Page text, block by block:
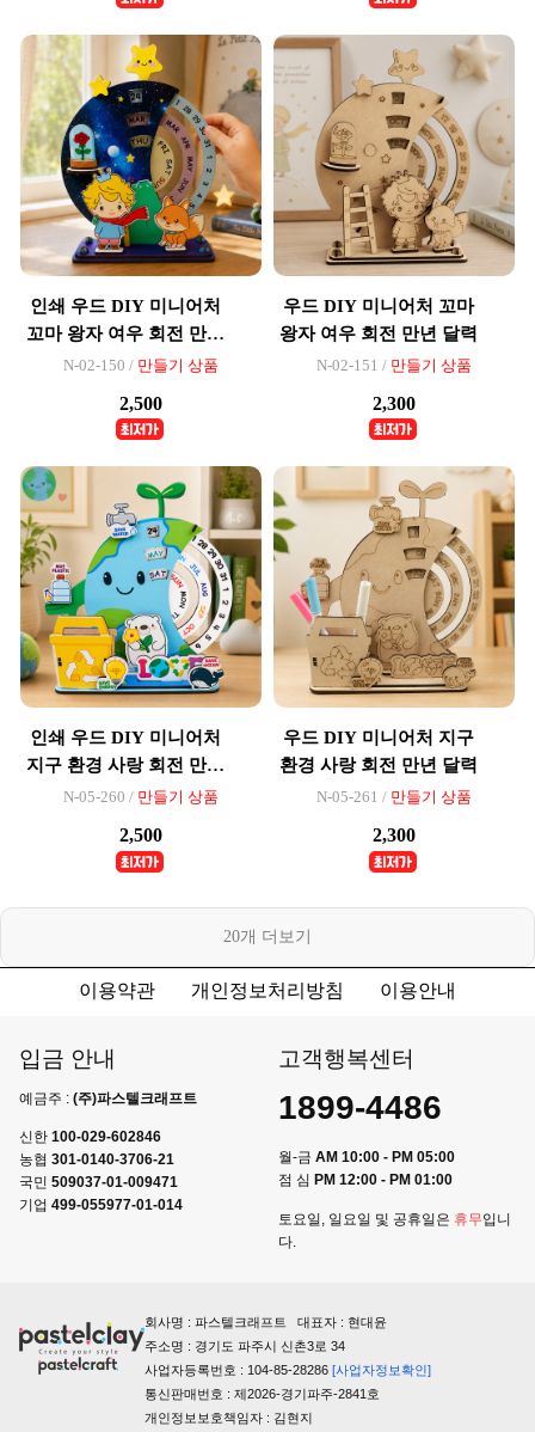
인쇄 우드 DIY 미니어처
꼬마 왕자 여우 회전 만년
달력
N-02-150 / 만들기 상품
2,500
우드 DIY 미니어처 꼬마
왕자 여우 회전 만년 달력
N-02-151 / 만들기 상품
2,300
인쇄 우드 DIY 미니어처
지구 환경 사랑 회전 만년
달력
N-05-260 / 만들기 상품
2,500
우드 DIY 미니어처 지구
환경 사랑 회전 만년 달력
N-05-261 / 만들기 상품
2,300
20개 더보기
이용약관 개인정보처리방침 이용안내
입금 안내
예금주 : (주)파스텔크래프트
신한 100-029-602846
농협 301-0140-3706-21
국민 509037-01-009471
기업 499-055977-01-014
고객행복센터
1899-4486
월-금 AM 10:00 - PM 05:00
점 심 PM 12:00 - PM 01:00
토요일, 일요일 및 공휴일은 휴무입니
다.
회사명 : 파스텔크래프트 대표자 : 현대윤
주소명 : 경기도 파주시 신촌3로 34
사업자등록번호 : 104-85-28286 [사업자정보확인]
통신판매번호 : 제2026-경기파주-2841호
개인정보보호책임자 : 김현지